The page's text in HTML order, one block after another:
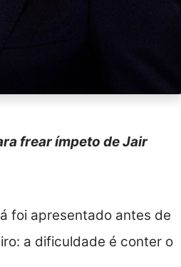
frear ímpeto de Jair
foi apresentado antes de
a dificuldade é conter o